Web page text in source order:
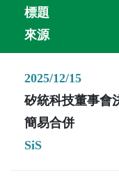
標題
來源
2025/12/15
矽統科技董事會
簡易合併
SiS